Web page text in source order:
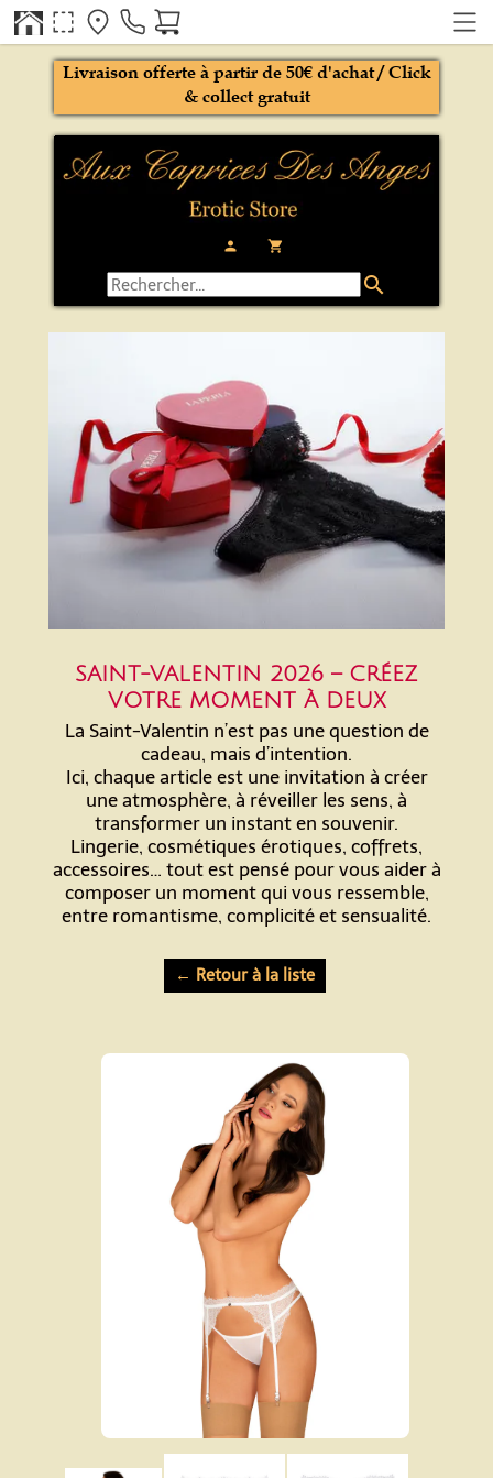
person local_grocery_store
Livraison offerte à partir de 50€ d'achat / Click
& collect gratuit
search
SAINT-VALENTIN 2026 – CRÉEZ
VOTRE MOMENT À DEUX
La Saint-Valentin n’est pas une question de
cadeau, mais d’intention.
Ici, chaque article est une invitation à créer
une atmosphère, à réveiller les sens, à
transformer un instant en souvenir.
Lingerie, cosmétiques érotiques, coffrets,
accessoires… tout est pensé pour vous aider à
composer un moment qui vous ressemble,
entre romantisme, complicité et sensualité.
← Retour à la liste